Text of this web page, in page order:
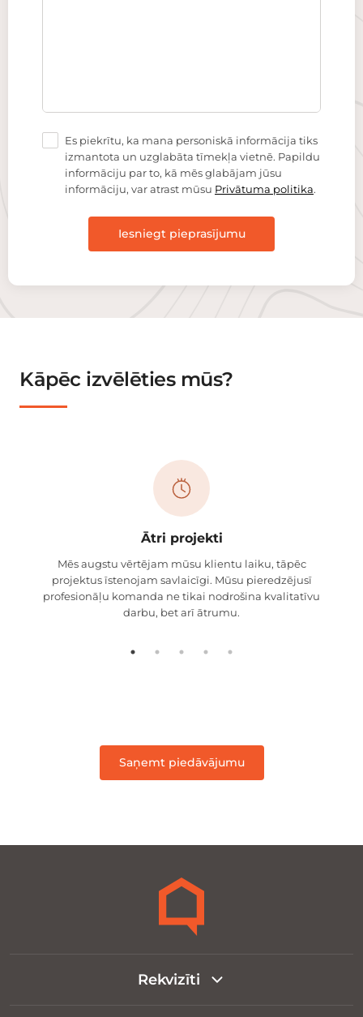
Es piekrītu, ka mana personiskā informācija tiks
izmantota un uzglabāta tīmekļa vietnē. Papildu
informāciju par to, kā mēs glabājam jūsu
informāciju, var atrast mūsu Privātuma politika.
Iesniegt pieprasījumu
Kāpēc izvēlēties mūs?
Ātri projekti
Mēs augstu vērtējam mūsu klientu laiku, tāpēc
projektus īstenojam savlaicīgi. Mūsu pieredzējusī
profesionāļu komanda ne tikai nodrošina kvalitatīvu
darbu, bet arī ātrumu.
Saņemt piedāvājumu
Rekvizīti